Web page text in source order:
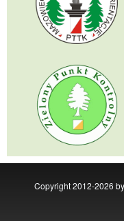
Copyright 2012-2026